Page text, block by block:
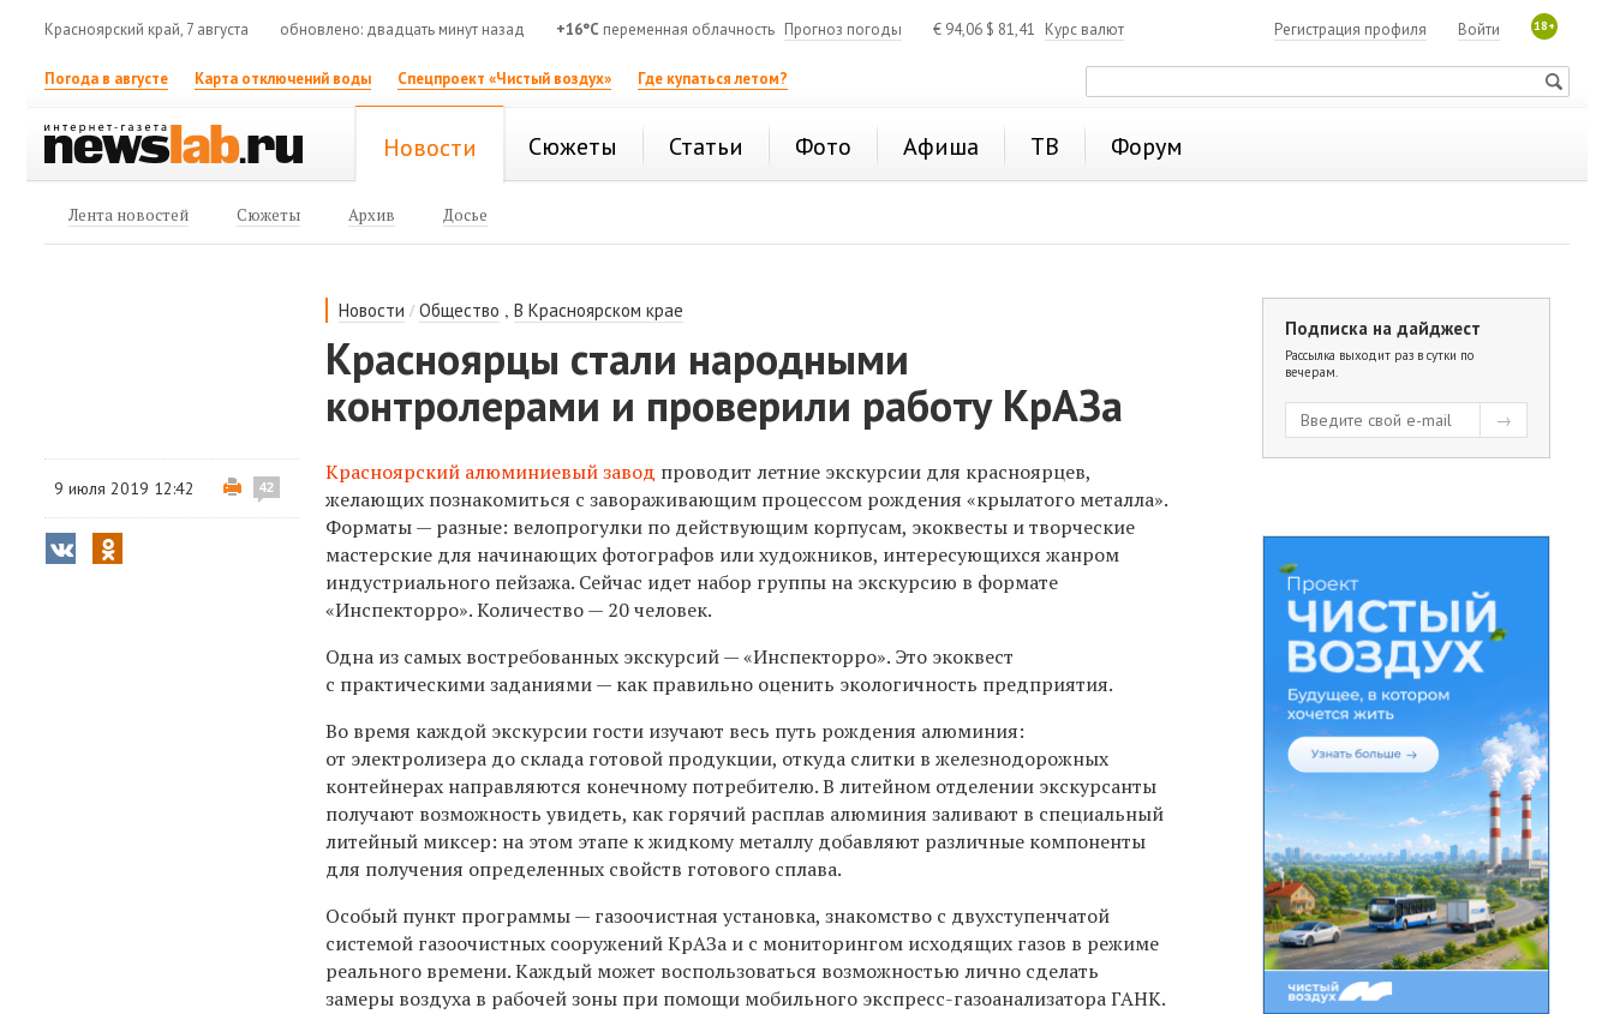
Красноярский край, 7 августа обновлено: двадцать минут назад +16°C переменная облачность Прогноз погоды € 94,06 $ 81,41 Курс валют 18+
Войти
Регистрация профиля
Погода в августе Карта отключений воды Спецпроект «Чистый воздух» Где купаться летом?
Новости Сюжеты Статьи Фото Афиша ТВ Форум
Лента новостей Сюжеты Архив Досье
Новости /Общество ,В Красноярском крае
Красноярцы стали народными
контролерами и проверили работу КрАЗа
9 июля 2019 12:42 42
Красноярский алюминиевый завод проводит летние экскурсии для красноярцев,
желающих познакомиться с завораживающим процессом рождения «крылатого металла».
Форматы — разные: велопрогулки по действующим корпусам, экоквесты и творческие
мастерские для начинающих фотографов или художников, интересующихся жанром
индустриального пейзажа. Сейчас идет набор группы на экскурсию в формате
«Инспекторро». Количество — 20 человек.
Одна из самых востребованных экскурсий — «Инспекторро». Это экоквест
с практическими заданиями — как правильно оценить экологичность предприятия.
Во время каждой экскурсии гости изучают весь путь рождения алюминия:
от электролизера до склада готовой продукции, откуда слитки в железнодорожных
контейнерах направляются конечному потребителю. В литейном отделении экскурсанты
получают возможность увидеть, как горячий расплав алюминия заливают в специальный
литейный миксер: на этом этапе к жидкому металлу добавляют различные компоненты
для получения определенных свойств готового сплава.
Особый пункт программы — газоочистная установка, знакомство с двухступенчатой
системой газоочистных сооружений КрАЗа и с мониторингом исходящих газов в режиме
реального времени. Каждый может воспользоваться возможностью лично сделать
замеры воздуха в рабочей зоны при помощи мобильного экспресс-газоанализатора ГАНК.
Подписка на дайджест
Рассылка выходит раз в сутки по
вечерам.